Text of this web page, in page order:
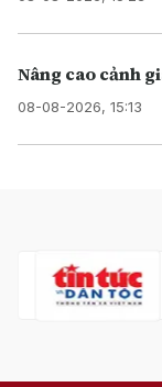
Nâng cao cảnh
08-08-2026, 15:13